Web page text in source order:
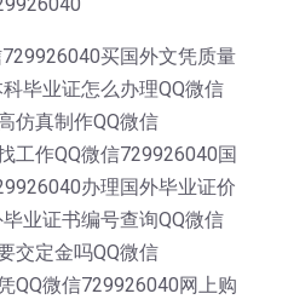
买国外文凭质量
毕业证怎么办理QQ微信
仿真制作QQ微信
工作QQ微信729926040国
办理国外毕业证价
业证书编号查询QQ微信
交定金吗QQ微信
QQ微信729926040网上购